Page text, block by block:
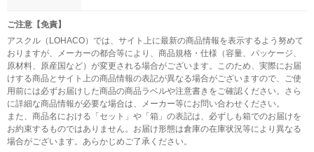
ご注意【免責】
アスクル（LOHACO）では、サイト上に最新の商品情報を表示するよう努めて
おりますが、メーカーの都合等により、商品規格・仕様（容量、パッケージ、
原材料、原産国など）が変更される場合がございます。このため、実際にお届
けする商品とサイト上の商品情報の表記が異なる場合がございますので、ご使
用前には必ずお届けした商品の商品ラベルや注意書きをご確認ください。さら
に詳細な商品情報が必要な場合は、メーカー等にお問い合わせください。
また、商品名における「セット」や「箱」の表記は、必ずしも箱でのお届けを
お約束するものではありません。お届け形態は倉庫の在庫状況等により異なる
場合がございます。あらかじめご了承ください。